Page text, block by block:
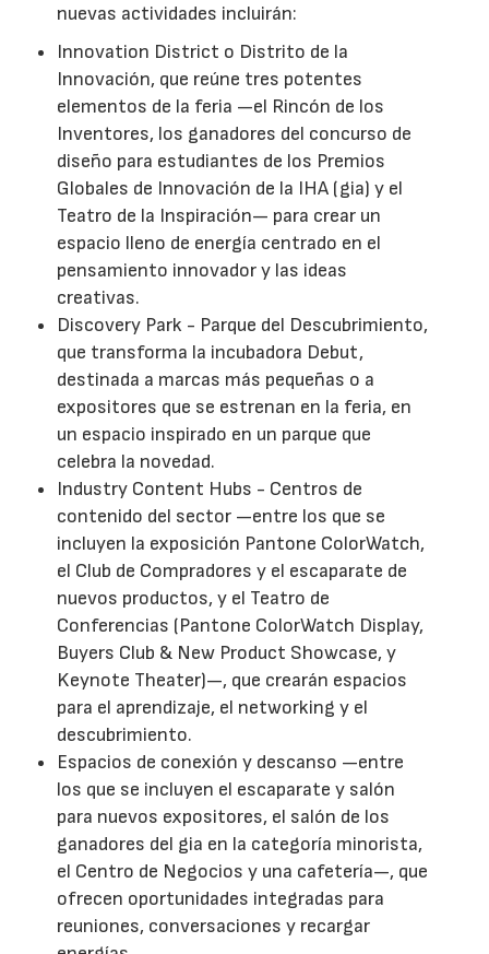
nuevas actividades incluirán:
Innovation District o Distrito de la
Innovación, que reúne tres potentes
elementos de la feria —el Rincón de los
Inventores, los ganadores del concurso de
diseño para estudiantes de los Premios
Globales de Innovación de la IHA (gia) y el
Teatro de la Inspiración— para crear un
espacio lleno de energía centrado en el
pensamiento innovador y las ideas
creativas.
Discovery Park - Parque del Descubrimiento,
que transforma la incubadora Debut,
destinada a marcas más pequeñas o a
expositores que se estrenan en la feria, en
un espacio inspirado en un parque que
celebra la novedad.
Industry Content Hubs - Centros de
contenido del sector —entre los que se
incluyen la exposición Pantone ColorWatch,
el Club de Compradores y el escaparate de
nuevos productos, y el Teatro de
Conferencias (Pantone ColorWatch Display,
Buyers Club & New Product Showcase, y
Keynote Theater)—, que crearán espacios
para el aprendizaje, el networking y el
descubrimiento.
Espacios de conexión y descanso —entre
los que se incluyen el escaparate y salón
para nuevos expositores, el salón de los
ganadores del gia en la categoría minorista,
el Centro de Negocios y una cafetería—, que
ofrecen oportunidades integradas para
reuniones, conversaciones y recargar